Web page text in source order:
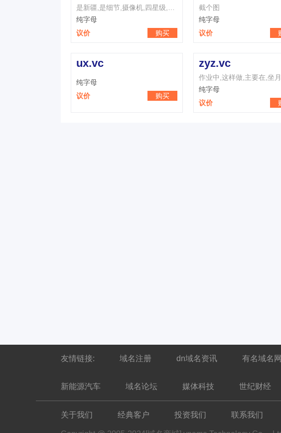
纯字母
议价
购买
截个图
纯字母
议价
ux.vc
纯字母
议价
购买
zyz.vc
纯字母
议价
友情链接: 域名注册 dn域名资讯 有名域名网
新能源汽车 域名论坛 媒体科技 世纪财经
关于我们 经典客户 投资我们 联系我们